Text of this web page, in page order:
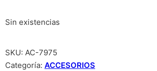
Sin existencias
SKU: AC-7975
Categoría: ACCESORIOS